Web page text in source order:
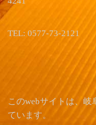
TEL: 0577-73-2121
このwebサイトは、
ています。